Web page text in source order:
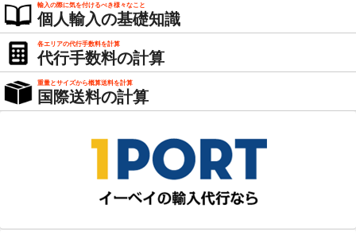
輸入の際に気を付けるべき様々なこと
個人輸入の基礎知識
各エリアの代行手数料を計算
代行手数料の計算
重量とサイズから概算送料を計算
国際送料の計算